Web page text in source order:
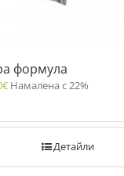
формула
€Намалена с 22%
Детайли